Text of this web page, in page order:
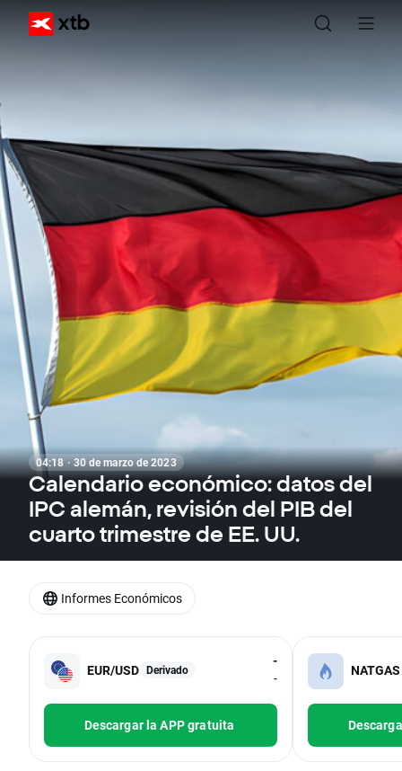
04:18 · 30 de marzo de 2023
Calendario económico: datos del
IPC alemán, revisión del PIB del
cuarto trimestre de EE. UU.
EUR/USD Derivado
-
-
Descargar la APP gratuita
NATGAS
Informes Económicos